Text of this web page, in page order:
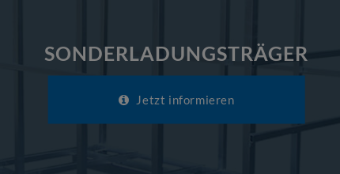
SONDERLADUNGSTRÄGER
Jetzt informieren